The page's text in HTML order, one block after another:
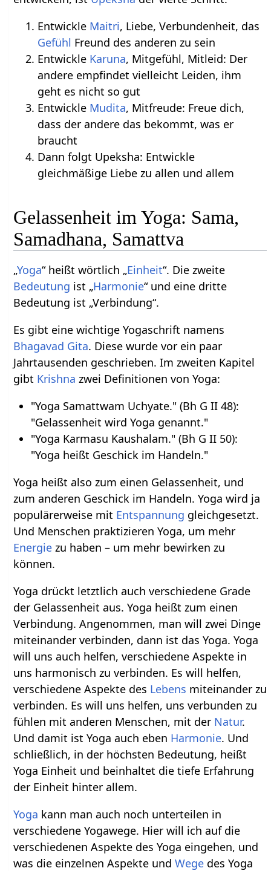
Entwickle Maitri, Liebe, Verbundenheit, das
Gefühl Freund des anderen zu sein
Entwickle Karuna, Mitgefühl, Mitleid: Der
andere empfindet vielleicht Leiden, ihm
geht es nicht so gut
Entwickle Mudita, Mitfreude: Freue dich,
dass der andere das bekommt, was er
braucht
Dann folgt Upeksha: Entwickle
gleichmäßige Liebe zu allen und allem
Gelassenheit im Yoga: Sama,
Samadhana, Samattva
„Yoga“ heißt wörtlich „Einheit“. Die zweite
Bedeutung ist „Harmonie“ und eine dritte
Bedeutung ist „Verbindung“.
Es gibt eine wichtige Yogaschrift namens
Bhagavad Gita. Diese wurde vor ein paar
Jahrtausenden geschrieben. Im zweiten Kapitel
gibt Krishna zwei Definitionen von Yoga:
"Yoga Samattwam Uchyate." (Bh G II 48):
"Gelassenheit wird Yoga genannt."
"Yoga Karmasu Kaushalam." (Bh G II 50):
"Yoga heißt Geschick im Handeln."
Yoga heißt also zum einen Gelassenheit, und
zum anderen Geschick im Handeln. Yoga wird ja
populärerweise mit Entspannung gleichgesetzt.
Und Menschen praktizieren Yoga, um mehr
Energie zu haben – um mehr bewirken zu
können.
Yoga drückt letztlich auch verschiedene Grade
der Gelassenheit aus. Yoga heißt zum einen
Verbindung. Angenommen, man will zwei Dinge
miteinander verbinden, dann ist das Yoga. Yoga
will uns auch helfen, verschiedene Aspekte in
uns harmonisch zu verbinden. Es will helfen,
verschiedene Aspekte des Lebens miteinander zu
verbinden. Es will uns helfen, uns verbunden zu
fühlen mit anderen Menschen, mit der Natur.
Und damit ist Yoga auch eben Harmonie. Und
schließlich, in der höchsten Bedeutung, heißt
Yoga Einheit und beinhaltet die tiefe Erfahrung
der Einheit hinter allem.
Yoga kann man auch noch unterteilen in
verschiedene Yogawege. Hier will ich auf die
verschiedenen Aspekte des Yoga eingehen, und
was die einzelnen Aspekte undWege des Yoga